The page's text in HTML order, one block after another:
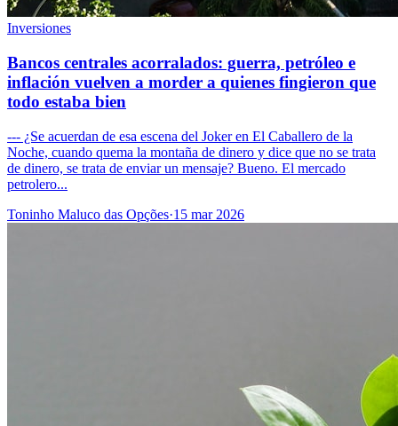
Inversiones
Bancos centrales acorralados: guerra, petróleo e
inflación vuelven a morder a quienes fingieron que
todo estaba bien
--- ¿Se acuerdan de esa escena del Joker en El Caballero de la
Noche, cuando quema la montaña de dinero y dice que no se trata
de dinero, se trata de enviar un mensaje? Bueno. El mercado
petrolero...
Toninho Maluco das Opções·15 mar 2026